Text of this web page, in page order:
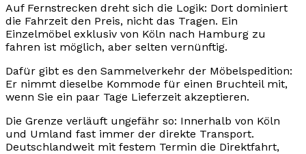
Auf Fernstrecken dreht sich die Logik: Dort dominiert
die Fahrzeit den Preis, nicht das Tragen. Ein
Einzelmöbel exklusiv von Köln nach Hamburg zu
fahren ist möglich, aber selten vernünftig.
Dafür gibt es den Sammelverkehr der Möbelspedition:
Er nimmt dieselbe Kommode für einen Bruchteil mit,
wenn Sie ein paar Tage Lieferzeit akzeptieren.
Die Grenze verläuft ungefähr so: Innerhalb von Köln
und Umland fast immer der direkte Transport.
Deutschlandweit mit festem Termin die Direktfahrt,